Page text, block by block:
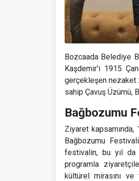
Bozcaada Belediye
Kaşdemir'i 1915
gerçekleşen nezaket
sahip Çavuş Üzümü,
Bağbozumu
Ziyaret
Bağbozumu
festivalin, bu yıl da
programla
kültürel mirasını ve